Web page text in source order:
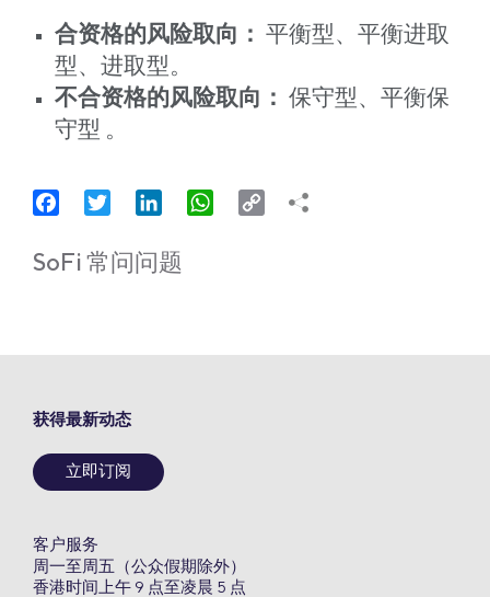
合资格的风险取向： 平衡型、平衡进取
型、进取型。
不合资格的风险取向： 保守型、平衡保
守型 。
FacebookTwitter LinkedInWhatsApp
Copy
SoFi 常问问题
获得最新动态
立即订阅
客户服务
周一至周五（公众假期除外）
香港时间上午 9 点至凌晨 5 点